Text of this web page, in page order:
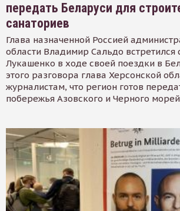
передать Беларуси для
санаториев
Глава назначенной Россией
области Владимир Сальдо
Лукашенко в ходе своей поездки в
этого разговора глава Херсонской
журналистам, что регион готов
побережья Азовского и Черного морей